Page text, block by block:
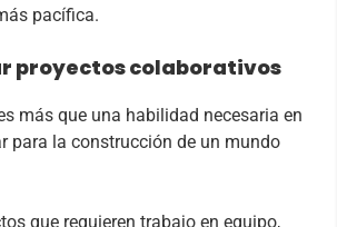
pacífica.
proyectos colaborativos
más que una habilidad necesaria en
para la construcción de un mundo
que requieren trabajo en equipo,